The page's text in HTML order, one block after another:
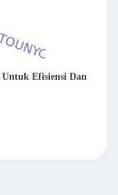
Efisiensi Dan